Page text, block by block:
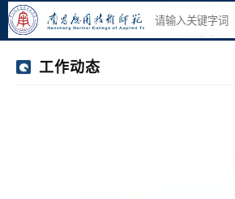
工作动态